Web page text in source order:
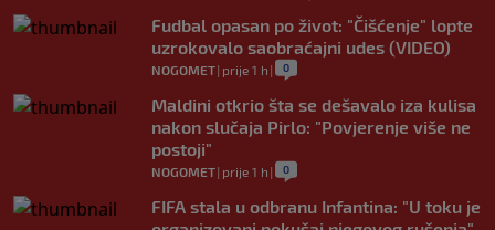
Fudbal opasan po život: "Čišćenje" lopte
uzrokovalo saobraćajni udes (VIDEO)
NOGOMET| prije 1 h | 0
Maldini otkrio šta se dešavalo iza kulisa
nakon slučaja Pirlo: "Povjerenje više ne
postoji"
NOGOMET| prije 1 h | 0
FIFA stala u odbranu Infantina: "U toku je